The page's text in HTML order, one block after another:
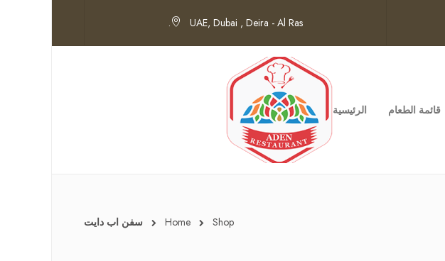
UAE, Dubai , Deira - Al Ras.
الرئيسية قائمة الطعام
Home Shop سفن اب دايت